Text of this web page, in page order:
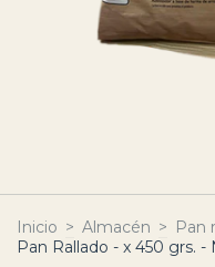
Inicio > Almacén > Pan
Pan Rallado - x 450 grs. -